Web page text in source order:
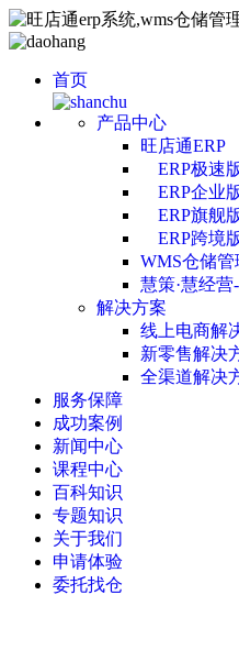
首页
产品中心
旺店通ERP
ERP极速
ERP企业
ERP旗舰
ERP跨境
WMS仓储管
慧策·慧经
解决方案
线上电商解
新零售解决
全渠道解决
服务保障
成功案例
新闻中心
课程中心
百科知识
专题知识
关于我们
申请体验
委托找仓